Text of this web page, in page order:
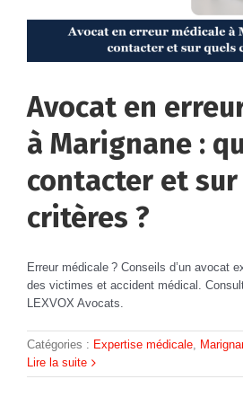
Avocat en
à Marignane :
contacter et
critères ?
Erreur médicale ? Conseils d’un avocat
des victimes et accident médical.
LEXVOX Avocats.
Catégories : Expertise médicale
Lire la suite